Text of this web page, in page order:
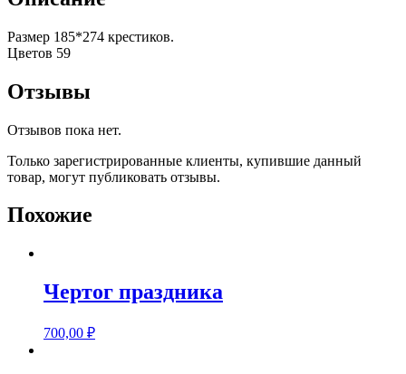
Размер 185*274 крестиков.
Цветов 59
Отзывы
Отзывов пока нет.
Только зарегистрированные клиенты, купившие данный
товар, могут публиковать отзывы.
Похожие
Чертог праздника
700,00 ₽